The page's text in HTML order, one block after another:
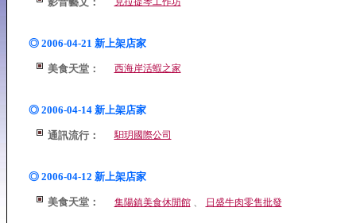
◎ 2006-04-21 新上架店家
美食天堂： 西海岸活蝦之家
◎ 2006-04-14 新上架店家
通訊流行： 馹玥國際公司
◎ 2006-04-12 新上架店家
美食天堂： 集陽鎮美食休閒館、 日盛牛肉零售批發